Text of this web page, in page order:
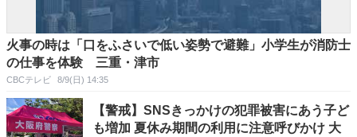
火事の時は「口をふさいで低い姿勢で避難」小学生が消防士
の仕事を体験 三重・津市
CBCテレビ 8/9(日) 14:35
【警戒】SNSきっかけの犯罪被害にあう子ど
も増加 夏休み期間の利用に注意呼びかけ 大